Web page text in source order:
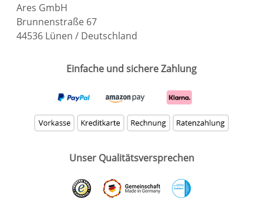
Ares GmbH
Brunnenstraße 67
44536 Lünen / Deutschland
Einfache und sichere Zahlung
Unser Qualitätsversprechen